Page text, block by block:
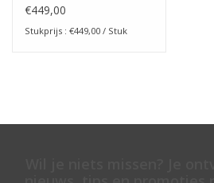
€449,00
Stukprijs : €449,00 / Stuk